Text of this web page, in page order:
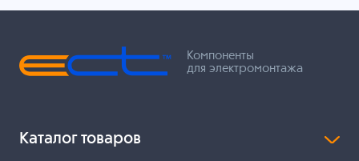
Компоненты
для электромонтажа
Каталог товаров